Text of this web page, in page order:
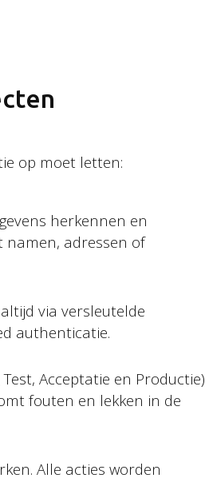
op moet letten:
herkennen en
namen, adressen of
via versleutelde
authenticatie.
Acceptatie en Productie)
fouten en lekken in de
Alle acties worden